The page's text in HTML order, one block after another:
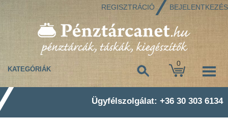
REGISZTRÁCIÓ BEJELENTKEZÉS
0
KATEGÓRIÁK
Ügyfélszolgálat: +36 30 303 6134